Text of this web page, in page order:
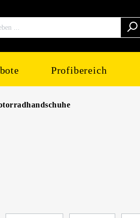
Profibereich